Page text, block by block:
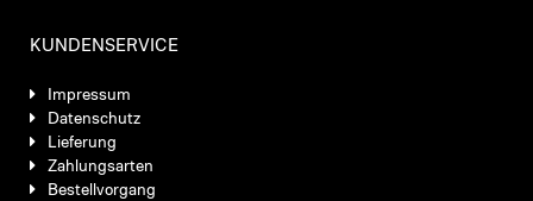
KUNDENSERVICE
Impressum
Datenschutz
Lieferung
Zahlungsarten
Bestellvorgang